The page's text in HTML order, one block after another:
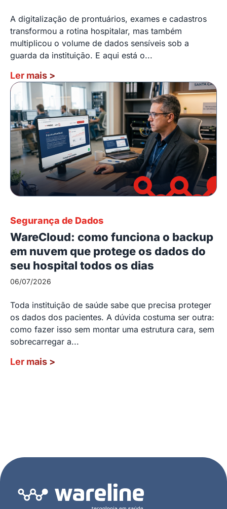
A digitalização de prontuários, exames e cadastros
transformou a rotina hospitalar, mas também
multiplicou o volume de dados sensíveis sob a
guarda da instituição. E aqui está o...
Ler mais >
Segurança de Dados
WareCloud: como funciona o backup
em nuvem que protege os dados do
seu hospital todos os dias
06/07/2026
Toda instituição de saúde sabe que precisa proteger
os dados dos pacientes. A dúvida costuma ser outra:
como fazer isso sem montar uma estrutura cara, sem
sobrecarregar a...
Ler mais >